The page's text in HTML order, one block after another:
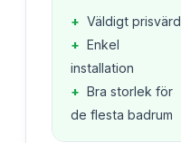
+ Väldigt prisvärd
+ Enkel
installation
+ Bra storlek för
de flesta badrum